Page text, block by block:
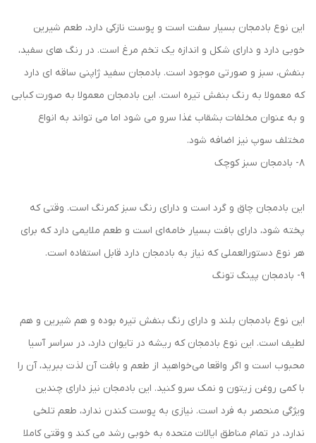
این نوع بادمجان بسیار سفت است و پوست نازکی دارد، طعم شیرین
خوبی دارد و دارای شکل و اندازه یک تخم‌ مرغ است. در رنگ های سفید،
بنفش، سبز و صورتی موجود است. بادمجان سفید ژاپنی ساقه ای دارد
که معمولا به رنگ بنفش تیره است. این بادمجان معمولا به صورت کبابی
و به عنوان مخلفات بشقاب غذا سرو می ‌شود اما می ‌تواند به انواع
مختلف سوپ نیز اضافه شود.
8- بادمجان سبز کوچک
این بادمجان چاق و گرد است و دارای رنگ سبز کمرنگ است. وقتی که
پخته شود، دارای بافت بسیار خامه‌ای است و طعم ملایمی دارد که برای
هر نوع دستورالعملی که نیاز به بادمجان دارد قابل استفاده است.
9- بادمجان پینگ تونگ
این نوع بادمجان بلند و دارای رنگ بنفش تیره بوده و هم شیرین و هم
لطیف است. این نوع بادمجان که ریشه در تایوان دارد، در سراسر آسیا
محبوب است و اگر واقعا می‌خواهید از طعم و بافت آن لذت ببرید، آن را
با کمی روغن زیتون و نمک سرو کنید. این بادمجان نیز دارای چندین
ویژگی منحصر به فرد است. نیازی به پوست کندن ندارد، طعم تلخی
ندارد، در تمام مناطق ایالات ‌متحده به خوبی رشد می کند و وقتی کاملا